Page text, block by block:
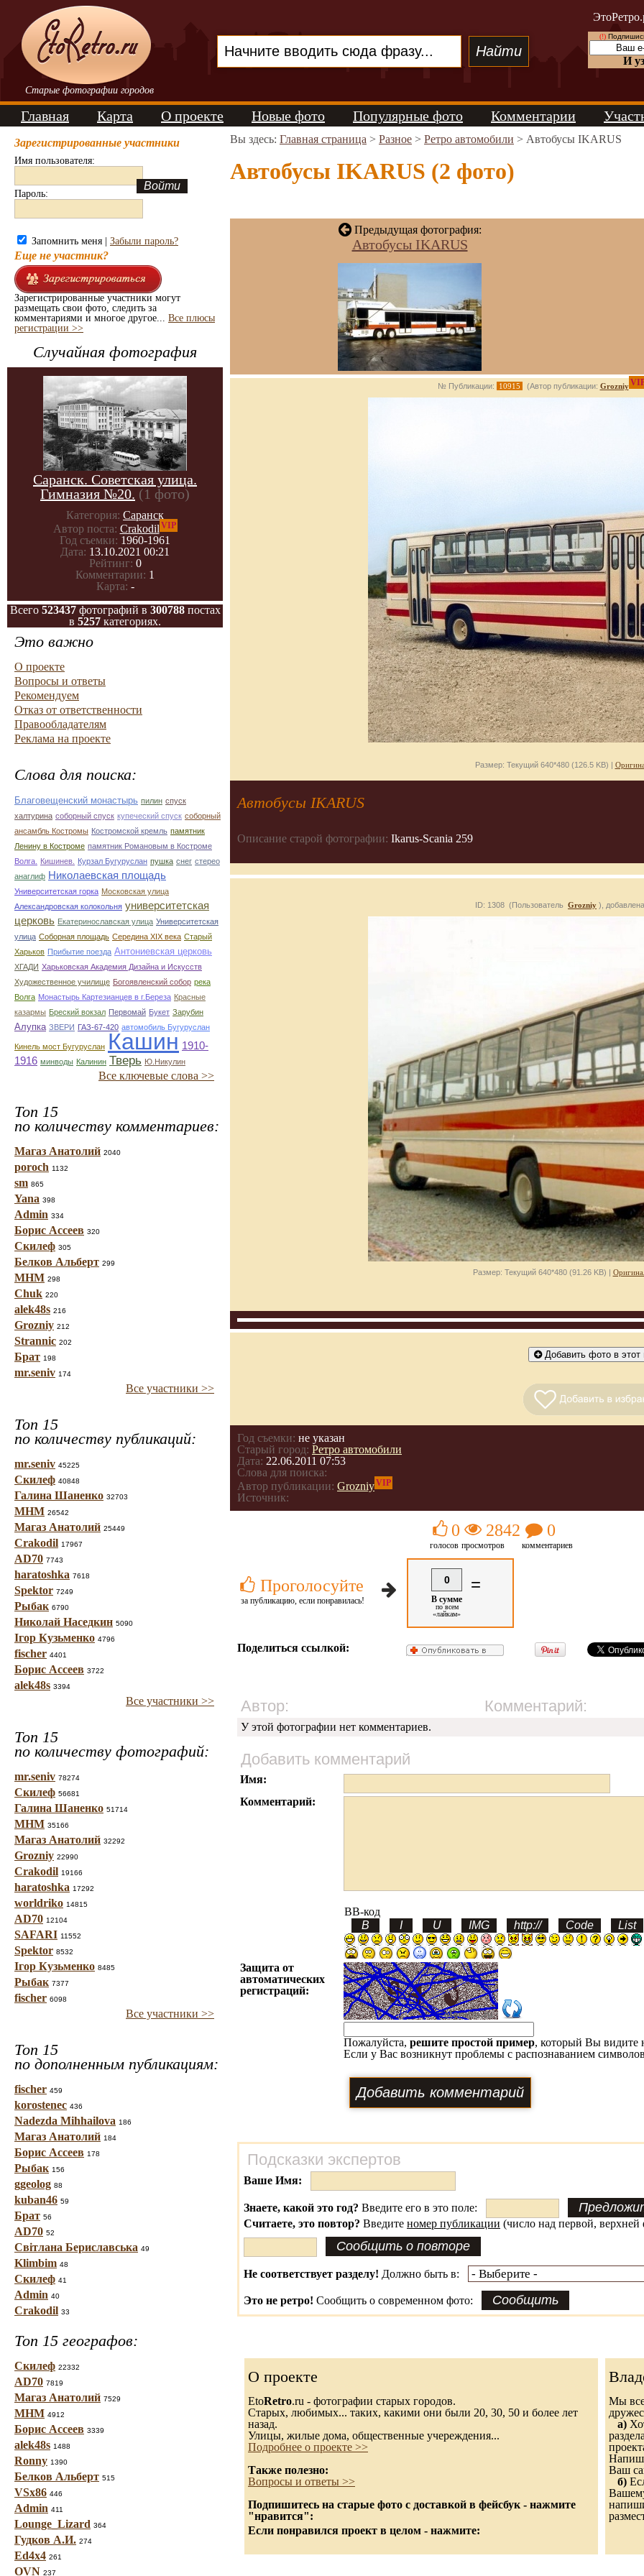
Старые фотографии городов
(!)
И
Главная Карта О проекте Новые фото Популярные фото Комментарии
Зарегистрированные участники
Имя пользователя:
Пароль:
Запомнить меня | Забыли пароль?
Еще не участник?
Зарегистрированные участники могут
размещать свои фото, следить за
комментариями и многое другое... Все плюсы
регистрации >>
Случайная фотография
Саранск. Советская улица.
Гимназия №20. (1 фото)
Категория: Саранск
Автор поста: Crakodil VIP
Год съемки: 1960-1961
Дата: 13.10.2021 00:21
Рейтинг: 0
Комментарии: 1
Карта: -
Всего 523437фотографий в 300788постах
в 5257 категориях.
Это важно
О проекте
Вопросы и ответы
Рекомендуем
Отказ от ответственности
Правообладателям
Реклама на проекте
Слова для поиска:
Благовещенский монастырь пилин спуск
халтурина соборный спуск купеческий спуск соборный
ансамбль Костромы Костромской кремль памятник
Ленину в Костроме памятник Романовым в Костроме
Волга.
Кишинев. Курзал Бугуруслан пушка снег стерео
анаглиф Николаевская площадь
Университетская горка Московская улица
Александровская колокольня университетская
церковь Екатеринославская улица Университетская
улица Соборная площадь Середина XIX века Старый
Харьков Прибытие поезда Антониевская церковь
ХГАДИ Харьковская Академия Дизайна и Искусств
Художественное училище Богоявленский собор река
Волга Монастырь Картезианцев в г.Береза Красные
казармы Бреский вокзал Первомай Букет Зарубин
Алупка ЗВЕРИ ГАЗ-67-420 автомобиль Бугуруслан
Кинель мост Бугуруслан Кашин 1910-
1916 минводы Калинин Тверь Ю.Никулин
Все ключевые слова >>
Топ 15
по количеству комментариев:
Магаз Анатолий 2040
poroch 1132
sm 865
Yana 398
Admin 334
Борис Ассеев 320
Скилеф 305
Белков Альберт 299
МНМ 298
Chuk 220
alek48s 216
Grozniy 212
Strannic 202
Брат 198
mr.seniv 174
Все участники >>
Топ 15
по количеству публикаций:
mr.seniv 45225
Скилеф 40848
Галина Шаненко 32703
МНМ 26542
Магаз Анатолий 25449
Crakodil 17967
AD70 7743
haratoshka 7618
Spektor 7249
Рыбак 6790
Николай Наседкин 5090
Ігор Кузьменко 4796
fischer 4401
Борис Ассеев 3722
alek48s 3394
Все участники >>
Топ 15
по количеству фотографий:
mr.seniv 78274
Скилеф 56681
Галина Шаненко 51714
МНМ 35166
Магаз Анатолий 32292
Grozniy 22990
Crakodil 19166
haratoshka 17292
worldriko 14815
AD70 12104
SAFARI 11552
Spektor 8532
Ігор Кузьменко 8485
Рыбак 7377
fischer 6098
Все участники >>
Топ 15
по дополненным публикациям:
fischer 459
korostenec 436
Nadezda Mihhailova 186
Магаз Анатолий 184
Борис Ассеев 178
Рыбак 156
ggeolog 88
kuban46 59
Брат 56
AD70 52
Світлана Бериславська 49
Klimbim 48
Скилеф 41
Admin 40
Crakodil 33
Топ 15 географов:
Скилеф 22332
AD70 7819
Магаз Анатолий 7529
МНМ 4912
Борис Ассеев 3339
alek48s 1488
Ronny 1390
Белков Альберт 515
VSx86 446
Admin 411
Lounge_Lizard 364
Гудков А.И. 274
Ed4x4 261
OVN 237
Вы здесь: Главная страница > Разное > Ретро автомобили > Автобусы IKARUS
Автобусы IKARUS (2 фото)
Предыдущая фотография:
Автобусы IKARUS
№ Публикации: 10915 (Автор публикации: Grozniy
Размер: Текущий 640*480 (126.5 KB) |
Автобусы IKARUS
Описание старой фотографии: Ikarus-Scania 259
ID: 1308 (Пользователь Grozniy ),
Размер: Текущий 640*480 (91.26 KB) |
Добавить фото в этот
Год съемки: не указан
Старый город: Ретро автомобили
Дата: 22.06.2011 07:53
Слова для поиска:
Автор публикации: GrozniyVIP
Источник:
Проголосуйте
за публикацию, если понравилась!
0
голосов
2842
просмотров
0
комментариев
0
В сумме
по всем
«лайкам»
=
Поделиться ссылкой:
Автор: Комментарий:
У этой фотографии нет комментариев.
Добавить комментарий
Имя:
Комментарий:
BB-код
Защита от
автоматических
регистраций:
Пожалуйста, решите простой пример, который Вы видите
Если у Вас возникнут проблемы с распознаванием
Подсказки экспертов
Ваше Имя:
Знаете, какой это год? Введите его в это поле:
Считаете, это повтор? Введите номер публикации (число над первой,
Не соответствует разделу! Должно быть в:
Это не ретро! Сообщить о современном фото:
О проекте
EtoRetro.ru - фотографии старых городов.
Старых, любимых... таких, какими они были 20, 30, 50 и более лет
назад.
Улицы, жилые дома, общественные учереждения...
Подробнее о проекте >>
Также полезно:
Вопросы и ответы >>
Подпишитесь на старые фото с доставкой в фейсбук - нажмите
"нравится":
Если понравился проект в целом - нажмите:
Мы
а)
Ваш
б)